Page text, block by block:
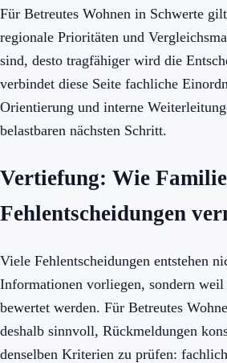
Für Betreutes Wohnen in Schwerte
regionale Prioritäten und
sind, desto tragfähiger wird die
verbindet diese Seite fachliche
Orientierung und interne
belastbaren nächsten Schritt.
Vertiefung: Wie
Fehlentscheidungen
Viele Fehlentscheidungen entstehen
Informationen vorliegen, sondern
bewertet werden. Für Betreutes
deshalb sinnvoll, Rückmeldungen
denselben Kriterien zu prüfen: